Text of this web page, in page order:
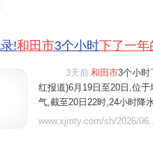
!和田市3个小时下了一年
3天前 和田市3个小时
红报道)6月19日至20日,位
气,截至20日22时,24小时降
日降水量纪录。 来自中央气
www.xjmty.com/sh/2026/